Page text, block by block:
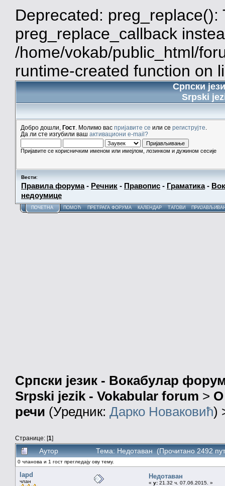
Deprecated:
preg_replace_callback
/home/vokab/public_html/
runtime-created function on
Српски
Srpski
Добро дошли, Гост . Молимо вас пријавите се или се региструјте
Да ли сте изгубили ваш активациони e-mail?
Пријавите се корисничким именом или имејлом, лозинком и дужином сесије
Вести:
Правила форума- Речник - Правопис - Граматика-
недоумице
ПОЧЕТНА ПОМОЋ ПРЕТРАГА ФОРУМА КАЛЕНДАР ТАГОВИ
Српски језик - Вокабулар
Srpski jezik - Vokabular forum > О
речи (Уредник: Дарко Новаковић)
Странице: [1]
Аутор Тема: Недотаван (Прочитано 2492
0 чланова и 1 гост прегледају ову тему.
lapd
члан
Недотаван
« у: 21.32 ч. 07.06.2015. »